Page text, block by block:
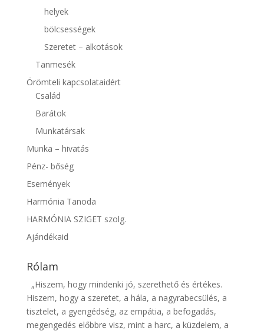
helyek
bölcsességek
Szeretet – alkotások
Tanmesék
Örömteli kapcsolataidért
Család
Barátok
Munkatársak
Munka – hivatás
Pénz- bőség
Események
Harmónia Tanoda
HARMÓNIA SZIGET szolg.
Ajándékaid
Rólam
„Hiszem, hogy mindenki jó, szerethető és értékes.
Hiszem, hogy a szeretet, a hála, a nagyrabecsülés, a
tisztelet, a gyengédség, az empátia, a befogadás,
megengedés előbbre visz, mint a harc, a küzdelem, a